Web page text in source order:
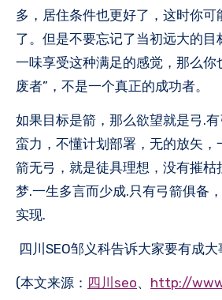
多，居住条件也更好了，这时你可
了。但是不要忘记了当初远大的目
一味享受这种满足的感觉，那么你
废者”，不是一个真正的成功者。
如果目标是箭，那么欲望就是弓.
蛮力，不懂计划部署，无的放矢，
箭无弓，就是徒具理想，没有摧枯
梦.一生多言而少成.只有弓箭俱备
实现.
四川SEO邹义科告诉大家要有成大
(本文来源： 四川seo、 http://